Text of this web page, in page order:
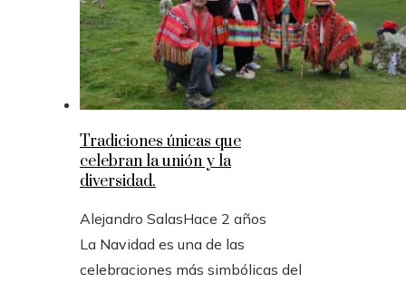
Tradiciones únicas que
celebran la unión y la
diversidad.
Alejandro SalasHace 2 años
La Navidad es una de las
celebraciones más simbólicas del